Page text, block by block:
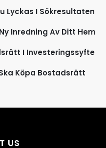
Lyckas I Sökresultaten
Inredning Av Ditt Hem
I Investeringssyfte
Köpa Bostadsrätt
US